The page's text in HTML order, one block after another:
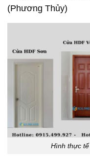
(Phương Thủy)
Hình thực